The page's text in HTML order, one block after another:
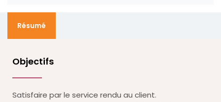
Résumé
Objectifs
Satisfaire par le service rendu au client.